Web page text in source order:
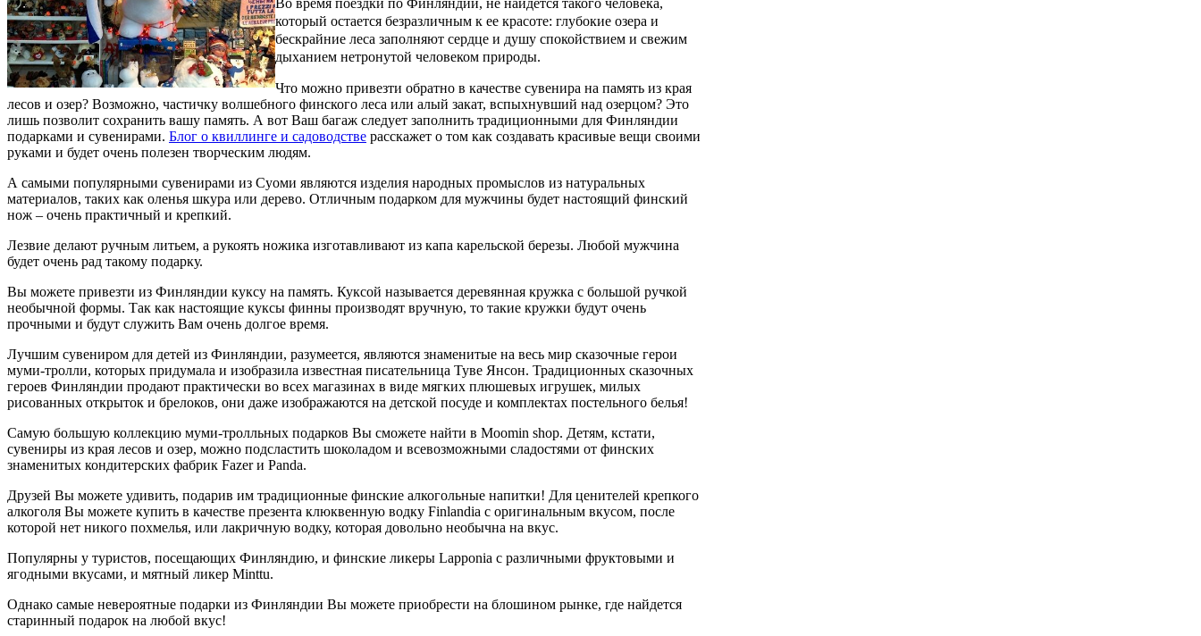
который остается безразличным к ее красоте: глубокие озера и
бескрайние леса заполняют сердце и душу спокойствием и свежим
дыханием нетронутой человеком природы.
Что можно привезти обратно в качестве сувенира на память из края
лесов и озер? Возможно, частичку волшебного финского леса или алый закат, вспыхнувший над озерцом? Это
лишь позволит сохранить вашу память. А вот Ваш багаж следует заполнить традиционными для Финляндии
подарками и сувенирами. Блог о квиллинге и садоводстве расскажет о том как создавать красивые вещи своими
руками и будет очень полезен творческим людям.
А самыми популярными сувенирами из Суоми являются изделия народных промыслов из натуральных
материалов, таких как оленья шкура или дерево. Отличным подарком для мужчины будет настоящий финский
нож – очень практичный и крепкий.
Лезвие делают ручным литьем, а рукоять ножика изготавливают из капа карельской березы. Любой мужчина
будет очень рад такому подарку.
Вы можете привезти из Финляндии куксу на память. Куксой называется деревянная кружка с большой ручкой
необычной формы. Так как настоящие куксы финны производят вручную, то такие кружки будут очень
прочными и будут служить Вам очень долгое время.
Лучшим сувениром для детей из Финляндии, разумеется, являются знаменитые на весь мир сказочные герои
муми-тролли, которых придумала и изобразила известная писательница Туве Янсон. Традиционных сказочных
героев Финляндии продают практически во всех магазинах в виде мягких плюшевых игрушек, милых
рисованных открыток и брелоков, они даже изображаются на детской посуде и комплектах постельного белья!
Самую большую коллекцию муми-тролльных подарков Вы сможете найти в Moomin shop. Детям, кстати,
сувениры из края лесов и озер, можно подсластить шоколадом и всевозможными сладостями от финских
знаменитых кондитерских фабрик Fazer и Panda.
Друзей Вы можете удивить, подарив им традиционные финские алкогольные напитки! Для ценителей крепкого
алкоголя Вы можете купить в качестве презента клюквенную водку Finlandia с оригинальным вкусом, после
которой нет никого похмелья, или лакричную водку, которая довольно необычна на вкус.
Популярны у туристов, посещающих Финляндию, и финские ликеры Lapponia с различными фруктовыми и
ягодными вкусами, и мятный ликер Minttu.
Однако самые невероятные подарки из Финляндии Вы можете приобрести на блошином рынке, где найдется
старинный подарок на любой вкус!